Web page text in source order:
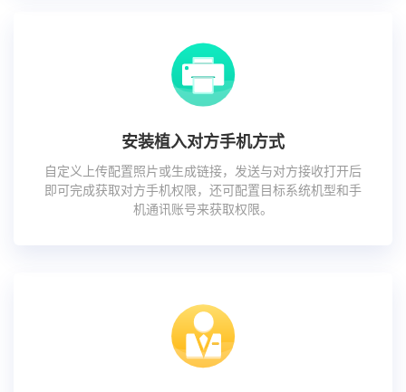
安装植入对方手机方式
自定义上传配置照片或生成链接，发送与对方接收打开后
即可完成获取对方手机权限，还可配置目标系统机型和手
机通讯账号来获取权限。